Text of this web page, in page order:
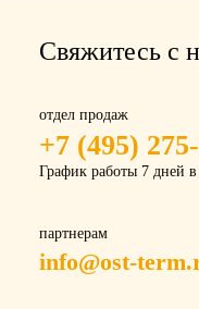
Свяжитесь с
отдел продаж
+7 (495)
График работы 7 дней
партнерам
info@ost-